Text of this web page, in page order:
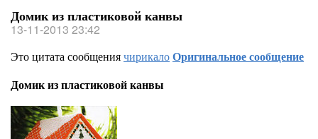
Домик из пластиковой канвы
13-11-2013 23:42
Это цитата сообщениячирикалоОригинальное сообщение
Домик из пластиковой канвы